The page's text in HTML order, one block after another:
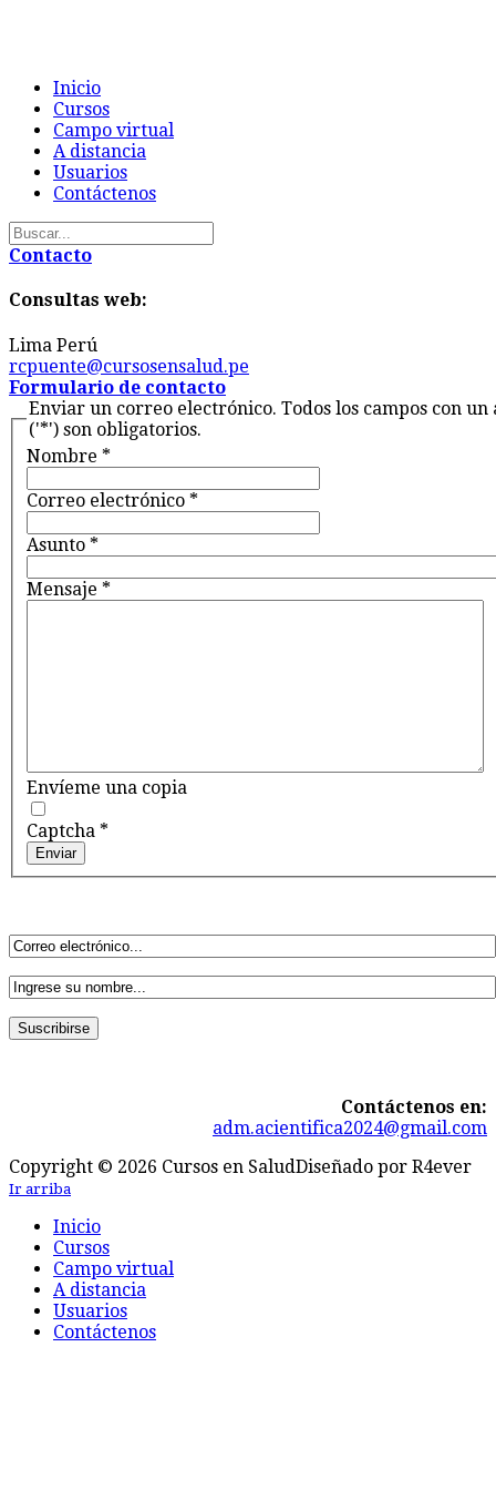
Inicio
Cursos
Campo virtual
A distancia
Usuarios
Contáctenos
Contacto
Consultas web:
Lima Perú
rcpuente@cursosensalud.pe
Formulario de contacto
Enviar un correo electrónico. Todos los campos con un
('*') son obligatorios.
Nombre *
Correo electrónico *
Asunto *
Mensaje *
Envíeme una copia
Captcha *
Enviar
Contáctenos en:
adm.acientifica2024@gmail.com
Copyright © 2026 Cursos en SaludDiseñado por R4ever
Ir arriba
Inicio
Cursos
Campo virtual
A distancia
Usuarios
Contáctenos